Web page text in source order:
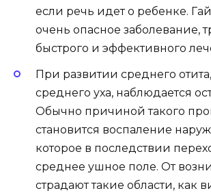
если речь идет о ребенке.
очень опасное заболевание,
быстрого и эффективного
При развитии среднего
среднего уха, наблюдается
Обычно причиной такого
становится воспаление
которое в последствии
среднее ушное поле. От
страдают такие области, как